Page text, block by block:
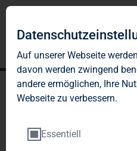
Auf unserer Webseite
davon werden zwingend
andere ermöglichen, Ihre
Webseite zu verbessern.
Essentiell